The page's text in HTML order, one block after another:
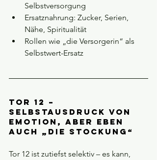
Selbstversorgung
Ersatznahrung: Zucker, Serien,
Nähe, Spiritualität
Rollen wie „die Versorgerin“ als
Selbstwert-Ersatz
Tor 12 –
Selbstausdruck von
Emotion, aber eben
auch „die Stockung“
Tor 12 ist zutiefst selektiv – es kann,